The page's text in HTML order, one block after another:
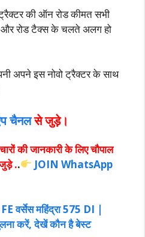
की ऑन रोड कीमत सभी
और रोड टैक्स के चलते अलग हो
अपने इस नोवो ट्रैक्टर के साथ
चैनलसे जुड़े।
की जानकारी के लिए चौपाल
..
JOIN WhatsApp
वर्सेस महिंद्रा 575 DI |
करें, देखें कौन है बेस्ट